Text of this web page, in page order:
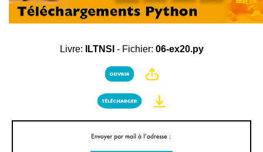
Livre: ILTNSI - Fichier: 06-ex20.py